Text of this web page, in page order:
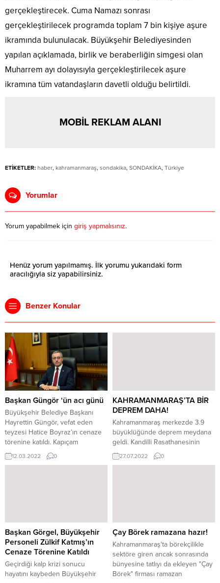
gerçekleştirecek. Cuma Namazı sonrası
gerçekleştirilecek programda toplam 7 bin kişiye aşure
ikramında bulunulacak. Büyükşehir Belediyesinden
yapılan açıklamada, birlik ve beraberliğin simgesi olan
Muharrem ayı dolayısıyla gerçekleştirilecek aşure
ikramına tüm vatandaşların davetli olduğu belirtildi.
MOBİL REKLAM ALANI
ETİKETLER: haber, kahramanmaraş, sondakika, SONDAKİKA, Türkiye
Yorumlar
Yorum yapabilmek için giriş yapmalısınız.
Henüz yorum yapılmamış. İlk yorumu yukarıdaki form
aracılığıyla siz yapabilirsiniz.
Benzer Konular
Başkan Güngör ‘ün acı günü
Büyükşehir Belediye Başkanı
Hayrettin Güngör, vefat eden
teyzesi Hatice Boyraz’ın cenaze
törenine katıldı. Kapıçam
Mezarlığı’nda gerçekleştirilen
cenaze töreninde kent protokolü
12.03.2022 0
KAHRAMANMARAŞ’TA BİR
DEPREM DAHA!
Kahramanmaraş merkezde 3.9
büyüklüğünde deprem meydana
geldi. Kandilli Rasathanesinin
verilerine göre 5.0 derinliğinde
3.9 büyüklüğünde olan deprem
27.07.2022 0
Başkan Görgel, Büyükşehir
Personeli Zülkif Katmış’ın
Cenaze Törenine Katıldı
Geçirdiği kalp krizi sonucu
hayatını kaybeden Büyükşehir
Çay Börek ramazana hazır!
Kahramanmaraş'ta börekçilikle
sektöre giren ancak sonrasında
bünyesine tatlıyı da ekleyen "Çay
Börek" firması ramazan